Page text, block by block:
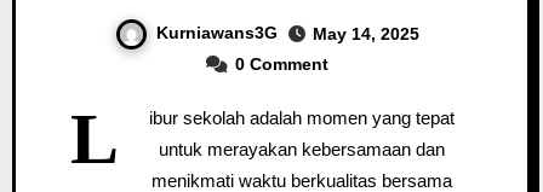
Kurniawans3G
May 14, 2025
0 Comment
L
ibur sekolah adalah momen yang tepat
untuk merayakan kebersamaan dan
menikmati waktu berkualitas bersama